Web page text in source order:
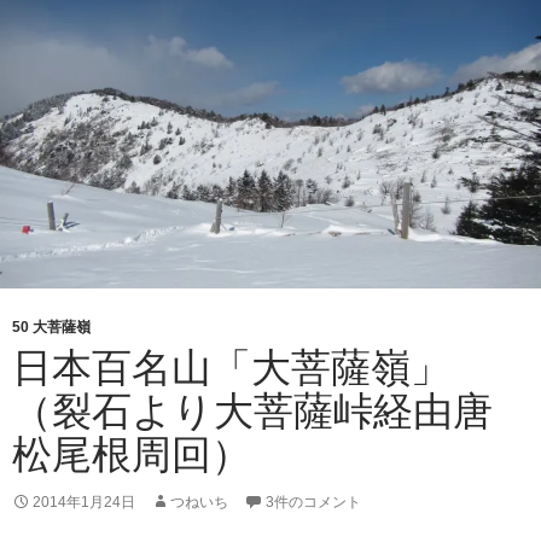
50 大菩薩嶺
日本百名山「大菩薩嶺」
（裂石より大菩薩峠経由唐
松尾根周回）
2014年1月24日 つねいち 3件のコメント